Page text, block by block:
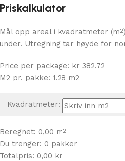
Priskalkulator
Mål opp areal i kvadratmeter (m2
under. Utregning tar høyde for
Price per package: kr 382.72
M2 pr. pakke: 1.28 m2
Kvadratmeter:
Beregnet: 0,00 m2
Du trenger: 0 pakker
Totalpris: 0,00 kr